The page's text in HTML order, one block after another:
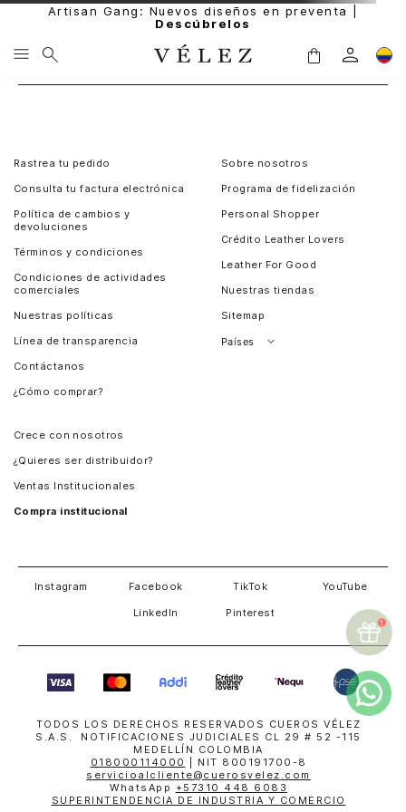
Artisan Gang: Nuevos diseños en preventa |
Descúbrelos
Rastrea tu pedido
Consulta tu factura electrónica
Política de cambios y
devoluciones
Términos y condiciones
Condiciones de actividades
comerciales
Nuestras políticas
Línea de transparencia
Contáctanos
¿Cómo comprar?
Sobre nosotros
Programa de fidelización
Personal Shopper
Crédito Leather Lovers
Leather For Good
Nuestras tiendas
Sitemap
Países
Crece con nosotros
¿Quieres ser distribuidor?
Ventas Institucionales
Compra institucional
Instagram Facebook TikTok YouTube
LinkedIn Pinterest
TODOS LOS DERECHOS RESERVADOS CUEROS VÉLEZ
S.A.S. NOTIFICACIONES JUDICIALES CL 29 # 52 -115
MEDELLÍN COLOMBIA
018000114000
| NIT 800191700-8
servicioalcliente@cuerosvelez.com
WhatsApp +57310 448 6083
SUPERINTENDENCIA DE INDUSTRIA Y COMERCIO